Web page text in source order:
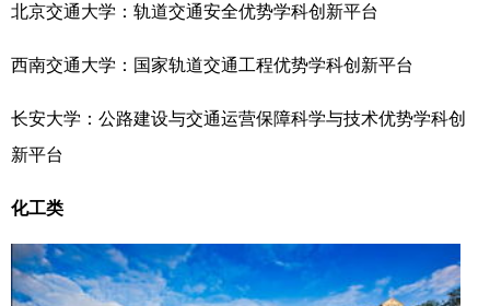
北京交通大学：轨道交通安全优势学科创新平台
西南交通大学：国家轨道交通工程优势学科创新平台
长安大学：公路建设与交通运营保障科学与技术优势学科创
新平台
化工类